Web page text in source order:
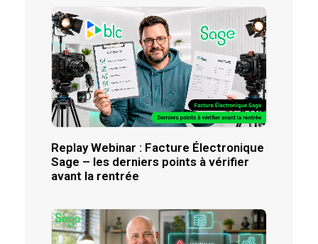
Replay Webinar : Facture Électronique
Sage – les derniers points à vérifier
avant la rentrée